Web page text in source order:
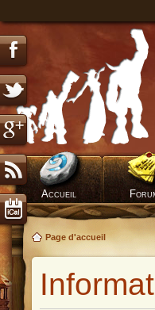
Accueil
Page d'accueil